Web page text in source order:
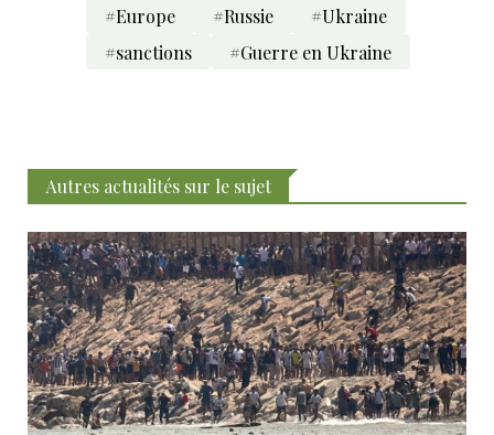
#Europe #Russie
#Ukraine
#sanctions
#Guerre en Ukraine
Autres actualités sur le sujet